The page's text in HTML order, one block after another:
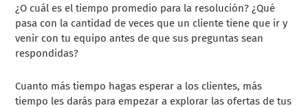
¿O cuál es el tiempo promedio para la resolución? ¿Qué
pasa con la cantidad de veces que un cliente tiene que ir y
venir con tu equipo antes de que sus preguntas sean
respondidas?
Cuanto más tiempo hagas esperar a los clientes, más
tiempo les darás para empezar a explorar las ofertas de tus